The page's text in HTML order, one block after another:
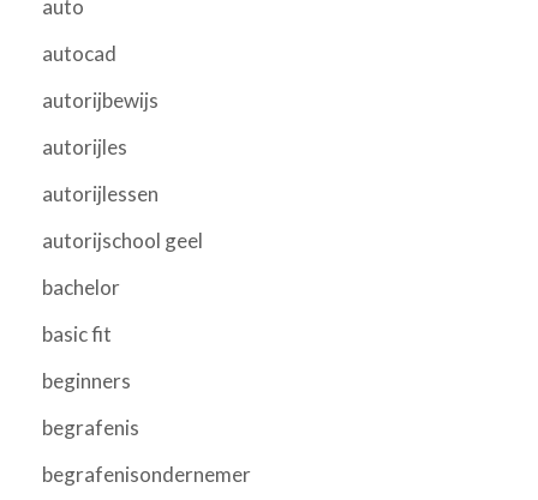
auto
autocad
autorijbewijs
autorijles
autorijlessen
autorijschool geel
bachelor
basic fit
beginners
begrafenis
begrafenisondernemer